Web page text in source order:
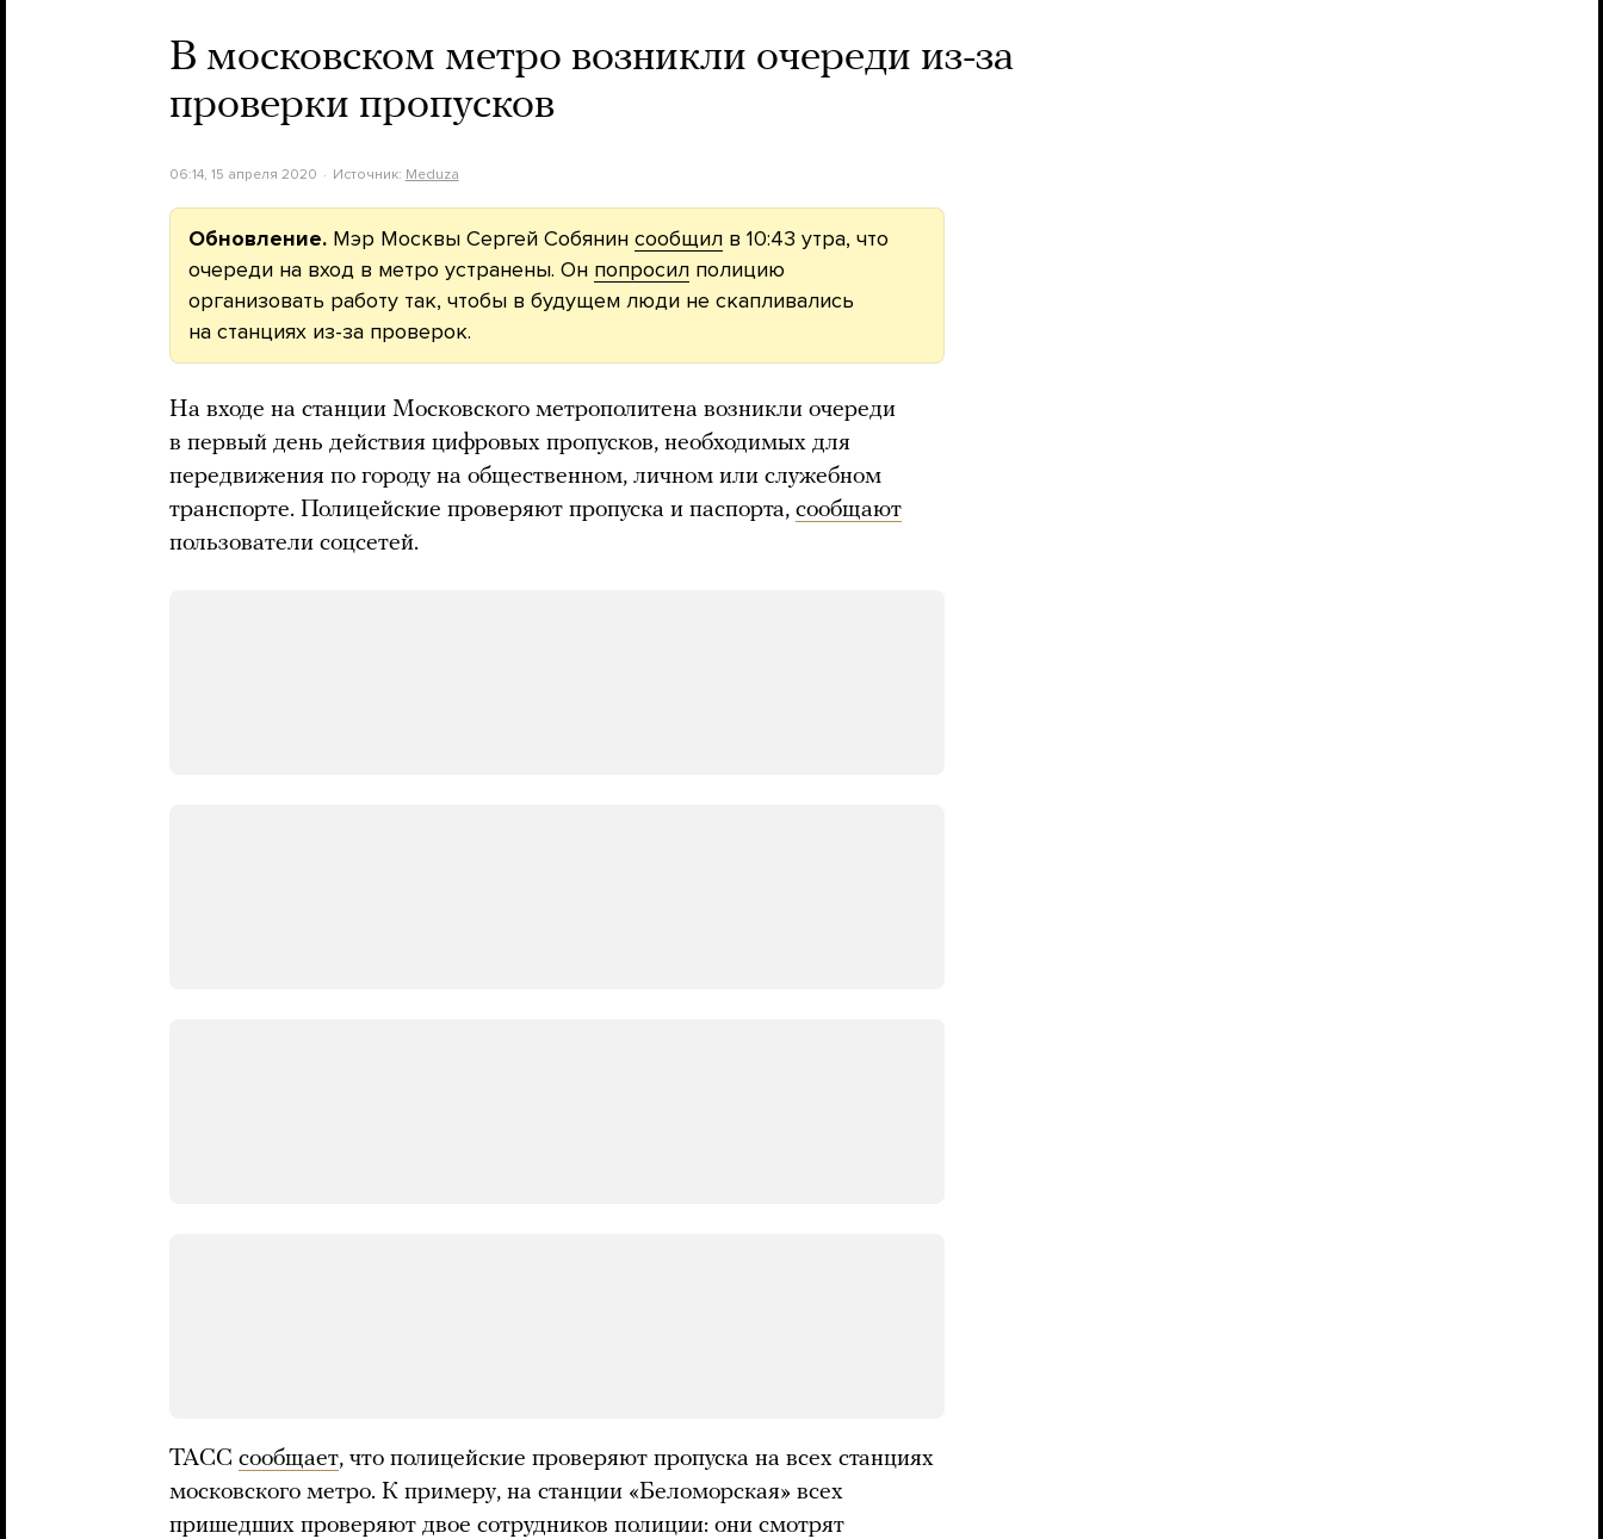
В московском метро возникли очереди из-за
проверки пропусков
06:14, 15 апреля 2020 Источник: Meduza
Обновление. Мэр Москвы Сергей Собянин сообщил в 10:43 утра, что
очереди на вход в метро устранены. Он попросил полицию
организовать работу так, чтобы в будущем люди не скапливались
на станциях из-за проверок.
На входе на станции Московского метрополитена возникли очереди
в первый день действия цифровых пропусков, необходимых для
передвижения по городу на общественном, личном или служебном
транспорте. Полицейские проверяют пропуска и паспорта, сообщают
пользователи соцсетей.
ТАСС сообщает, что полицейские проверяют пропуска на всех станциях
московского метро. К примеру, на станции «Беломорская» всех
пришедших проверяют двое сотрудников полиции: они смотрят